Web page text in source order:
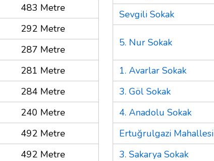
483 Metre
292 Metre
287 Metre
281 Metre
284 Metre
240 Metre
492 Metre
492 Metre
Sevgili Sokak
5. Nur Sokak
1. Avarlar Sokak
3. Göl Sokak
4. Anadolu Sokak
Ertuğrulgazi Mahallesi
3. Sakarya Sokak